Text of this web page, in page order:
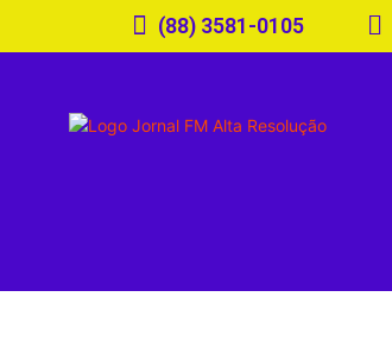
(88) 3581-0105